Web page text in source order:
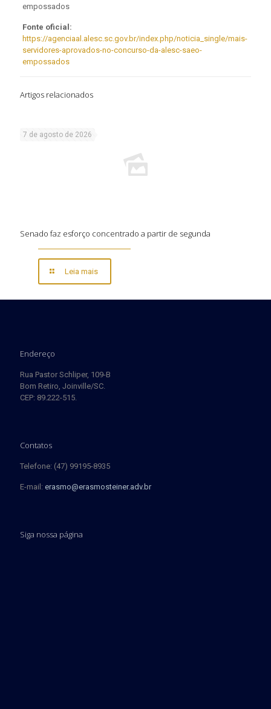
empossados
Fonte oficial:
https://agenciaal.alesc.sc.gov.br/index.php/noticia_single/mais-
servidores-aprovados-no-concurso-da-alesc-saeo-
empossados
Artigos relacionados
7 de agosto de 2026
Senado faz esforço concentrado a partir de segunda
Leia mais
Endereço
Rua Pastor Schliper, 109-B
Bom Retiro, Joinville/SC.
CEP: 89.222-515.
Contatos
Telefone: (47) 99195-8935
E-mail: erasmo@erasmosteiner.adv.br
Siga nossa página